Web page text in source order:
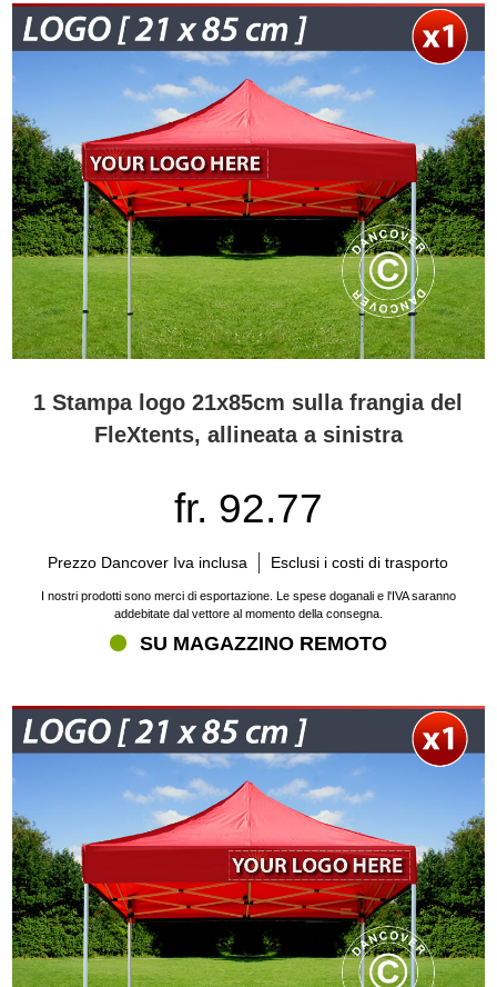
1 Stampa logo 21x85cm sulla frangia del
FleXtents, allineata a sinistra
fr. 92.77
Prezzo Dancover Iva inclusa Esclusi i costi di trasporto
I nostri prodotti sono merci di esportazione. Le spese doganali e l'IVA saranno
addebitate dal vettore al momento della consegna.
SU MAGAZZINO REMOTO